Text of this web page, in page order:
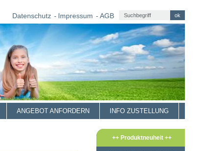
Datenschutz Impressum AGB
ANGEBOT ANFORDERN INFO ZUSTELLUNG
++ Produktneuheit ++